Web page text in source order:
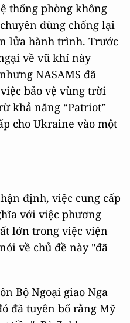
thống phòng không
dùng chống lại
lửa hành trình. Trước
về vũ khí này
NASAMS đã
bảo vệ vùng trời
khả năng “Patriot”
cho Ukraine vào một
định, việc cung cấp
với việc phương
lớn trong việc viện
về chủ đề này "đã
Bộ Ngoại giao Nga
đã tuyên bố rằng Mỹ